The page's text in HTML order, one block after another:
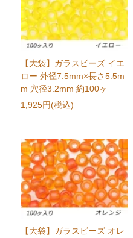
【大袋】ガラスビーズ イエ
ロー 外径7.5mm×長さ5.5m
m 穴径3.2mm 約100ヶ
1,925円(税込)
【大袋】ガラスビーズ オレ